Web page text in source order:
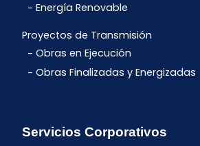
Energía Renovable
Proyectos de Transmisión
Obras en Ejecución
Obras Finalizadas y Energizadas
Servicios Corporativos